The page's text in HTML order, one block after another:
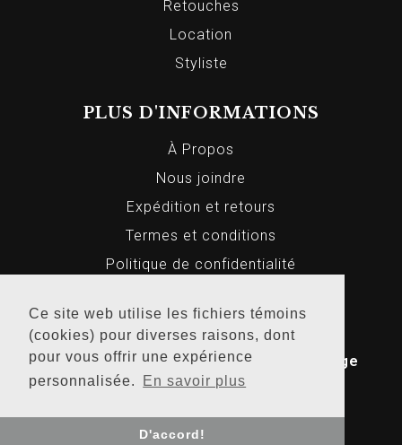
Ce site web utilise les fichiers témoins
(cookies) pour diverses raisons, dont
pour vous offrir une expérience
personnalisée.
En savoir plus
D'accord!
Retouches
Location
Styliste
PLUS D'INFORMATIONS
À Propos
Nous joindre
Expédition et retours
Termes et conditions
Politique de confidentialité
© 2026 Markus Homme et Femme, Tous
droits réservés. Conception Web par
Bridge
Media.